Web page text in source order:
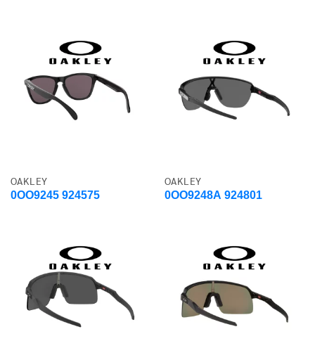
OAKLEY
0OO9245 924575
OAKLEY
0OO9248A 924801